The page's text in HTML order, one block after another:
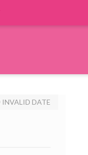
INVALID DATE